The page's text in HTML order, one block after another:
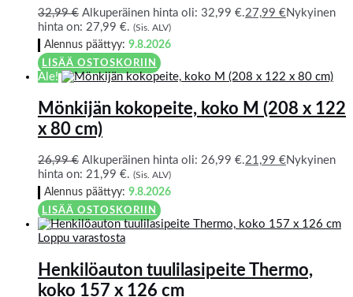
32,99€ Alkuperäinen hinta oli: 32,99 €.27,99 €Nykyinen
hinta on: 27,99 €. (Sis. ALV)
Alennus päättyy: 9.8.2026
LISÄÄ OSTOSKORIIN
Ale!
Mönkijän kokopeite, koko M (208 x 122
x 80 cm)
26,99€ Alkuperäinen hinta oli: 26,99 €.21,99 €Nykyinen
hinta on: 21,99 €. (Sis. ALV)
Alennus päättyy: 9.8.2026
LISÄÄ OSTOSKORIIN
Loppu varastosta
Henkilöauton tuulilasipeite Thermo,
koko 157 x 126 cm